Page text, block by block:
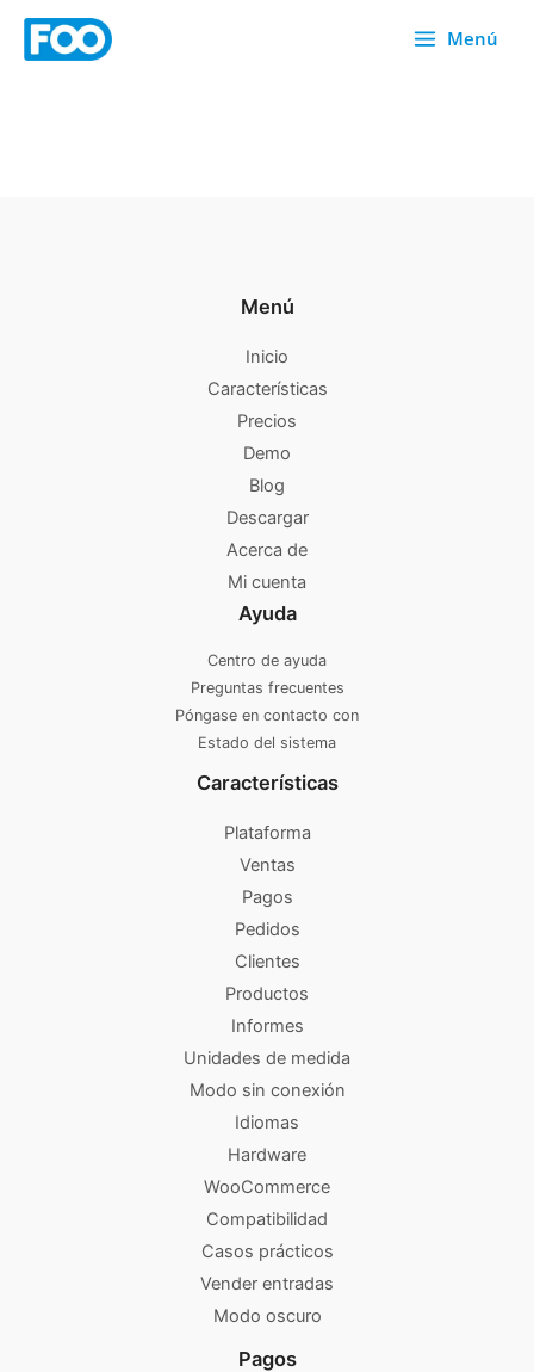
Menú
Menú
Inicio
Características
Precios
Demo
Blog
Descargar
Acerca de
Mi cuenta
Ayuda
Centro de ayuda
Preguntas frecuentes
Póngase en contacto con
Estado del sistema
Características
Plataforma
Ventas
Pagos
Pedidos
Clientes
Productos
Informes
Unidades de medida
Modo sin conexión
Idiomas
Hardware
WooCommerce
Compatibilidad
Casos prácticos
Vender entradas
Modo oscuro
Pagos